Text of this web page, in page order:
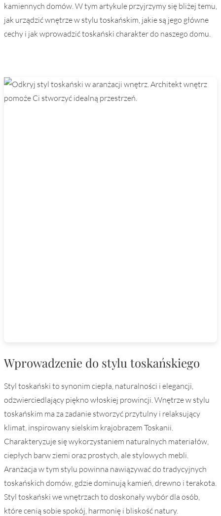
kamiennych domów. W tym artykule przyjrzymy się bliżej temu,
jak urządzić wnętrze w stylu toskańskim, jakie są jego główne
cechy i jak wprowadzić toskański charakter do naszego domu.
Wprowadzenie do stylu toskańskiego
Styl toskański to synonim ciepła, naturalności i elegancji,
odzwierciedlający piękno włoskiej prowincji. Wnętrze w stylu
toskańskim ma za zadanie stworzyć przytulny i relaksujący
klimat, inspirowany sielskim krajobrazem Toskanii.
Charakteryzuje się wykorzystaniem naturalnych materiałów,
ciepłych barw ziemi oraz prostych, ale stylowych mebli.
Aranżacja w tym stylu powinna nawiązywać do tradycyjnych
toskańskich domów, gdzie dominują kamień, drewno i terakota.
Styl toskański we wnętrzach to doskonały wybór dla osób,
które cenią sobie spokój, harmonię i bliskość natury.